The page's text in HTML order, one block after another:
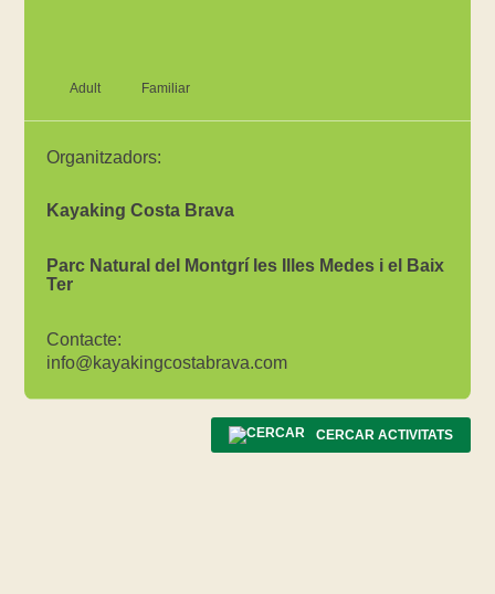
Adult Familiar
Organitzadors:
Kayaking Costa Brava
Parc Natural del Montgrí les Illes Medes i el Baix
Ter
Contacte:
info@kayakingcostabrava.com
CERCAR ACTIVITATS